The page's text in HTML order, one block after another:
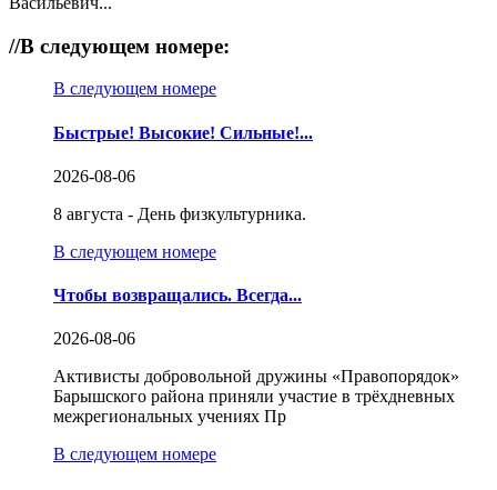
//В следующем номере:
В следующем номере
Быстрые! Высокие! Сильные!...
2026-08-06
8 августа - День физкультурника.
В следующем номере
Чтобы возвращались. Всегда...
2026-08-06
Активисты добровольной дружины «Правопорядок»
Барышского района приняли участие в трёхдневных
межрегиональных учениях Пр
В следующем номере